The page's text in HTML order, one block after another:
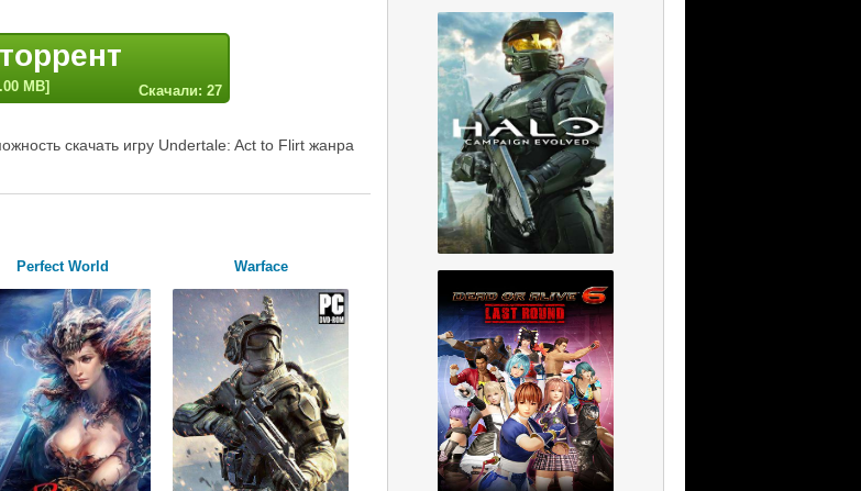
MB] Скачали: 27
скачать игру Undertale: Act to Flirt жанра
Perfect World Warface